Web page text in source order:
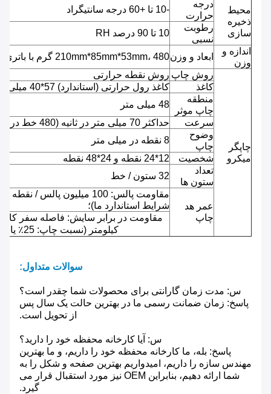
محیط
ذخیره
سازی
درجه
حرارت
-10 تا +60 درجه سانتیگراد
رطوبت
نسبی
10 تا 90 درصد RH
اندازه و
وزن
ابعاد و وزن210mm*85mm*53mm، 480 گرم با باتری
چاپگر
میکرو
روش چاپ روش نقطه حرارتی
کاغذ
کاغذ رول حرارتی (استاندارد) 57*40 میلی متر
منطقه
چاپ موثر
48 میلی متر
سرعت
حداکثر 70 میلی متر در ثانیه (480 خط در ثانیه)
وضوح
چاپ
8 نقطه در میلی متر
شخصیت
12*24 نقطه و 24*48 نقطه
تعداد
ستون ها
32 ستون / خط
عمر هد
چاپ
مقاومت پالس: 100 میلیون پالس /
شرایط استاندارد ما)؛
کیلومتر (نسبت چاپ: 25٪ یا کمتر)
سوالات متداول:
س: مدت زمان گارانتی برای محصولات شما چقدر است؟
پاسخ: زمان ضمانت رسمی ما در بهترین حالت یک سال پس
از تحویل است.
س: آیا کارخانه محفظه خود را دارید؟
پاسخ: بله، ما کارخانه محفظه خود را داریم، و ما بهترین
مهندس سازه را داریم، امیدواریم بهترین صفحه و شکل را به
شما ارائه دهیم، بنابراین OEM نیز مورد استقبال قرار می
گیرد.